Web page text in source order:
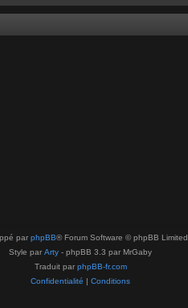
par phpBB® Forum Software © phpBB Limited
Style par Arty - phpBB 3.3 par MrGaby
Traduit par phpBB-fr.com
Confidentialité | Conditions